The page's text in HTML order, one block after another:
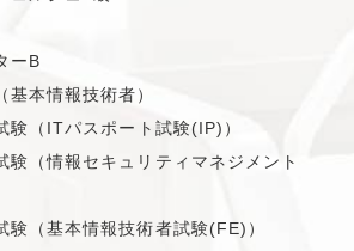
ーB
本情報技術者）
験（ITパスポート試験(IP)）
験（情報セキュリティマネジメント
験（基本情報技術者試験(FE)）